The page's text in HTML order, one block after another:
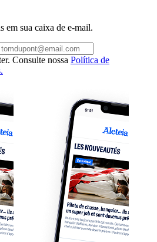
em sua caixa de e-mail.
Consulte nossa Política de